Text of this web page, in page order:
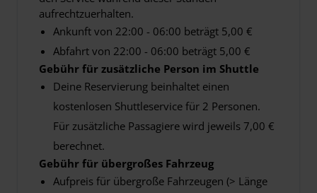
aufrechtzuerhalten.
Ankunft von 22:00 - 06:00 beträgt 5,00 €
Abfahrt von 22:00 - 06:00 beträgt 5,00 €
Gebühr für zusätzliche Person im Shuttle
Deine Reservierung beinhaltet einen
kostenlosen Shuttleservice für 2 Personen.
Für zusätzliche Passagiere wird jeweils 7,00 €
berechnet.
Gebühr für übergroßes Fahrzeug
Aufpreis für übergroße Fahrzeugen (> Länge